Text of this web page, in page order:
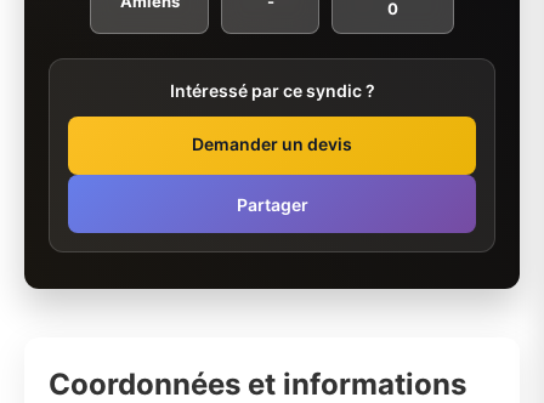
0
Intéressé par ce syndic ?
Demander un devis
Partager
Coordonnées et informations